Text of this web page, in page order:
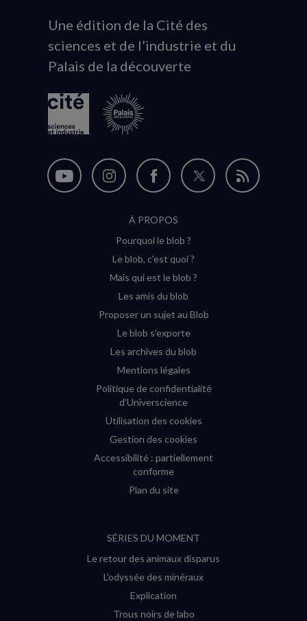
Animation
du
logo
Une édition de la Cité des
sciences et de l’industrie et du
Palais de la découverte
Nous
Nous
Instagram
(nouvelle
Nous
sur
Facebook
(nouvelle
Nous
Flux
À PROPOS
Pourquoi le blob ?
Le blob, c'est quoi ?
Mais qui est le blob ?
Les amis du blob
Proposer un sujet au Blob
Le blob s'exporte
Les archives du blob
Mentions légales
Politique de confidentialité
d'Universcience
Utilisation des cookies
Gestion des cookies
Accessibilité : partiellement
conforme
Plan du site
SÉRIES DU MOMENT
Le retour des animaux disparus
L’odyssée des minéraux
Explication
Trous noirs de labo